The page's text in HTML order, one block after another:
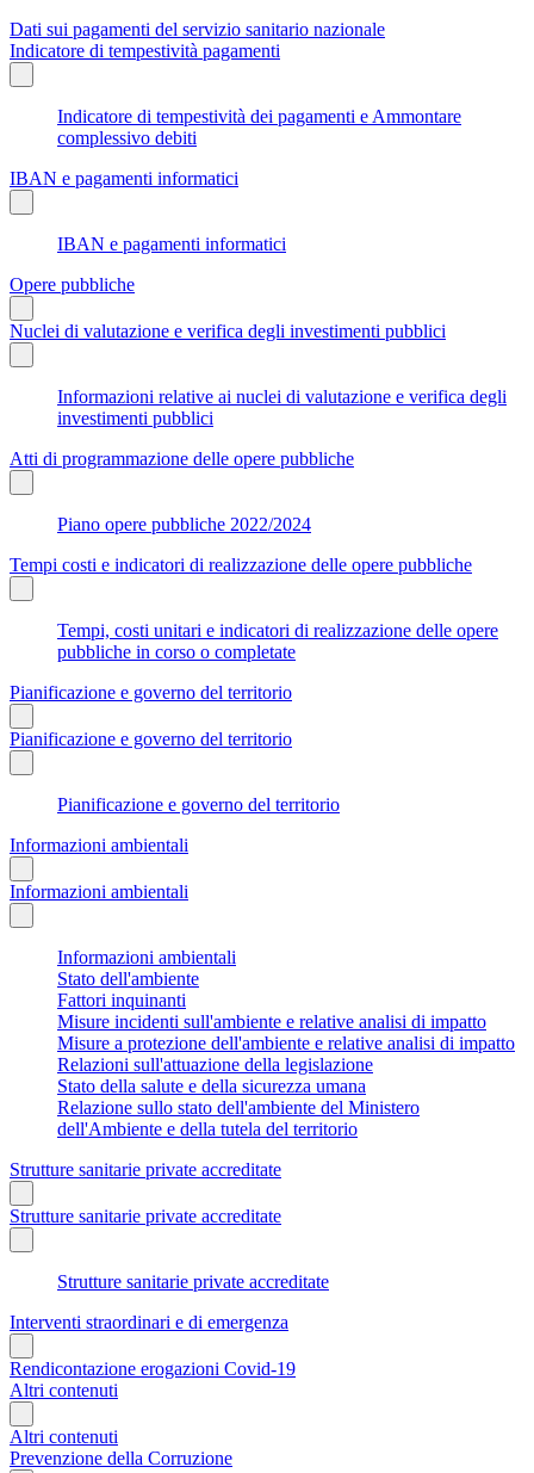
Dati sui pagamenti del servizio sanitario nazionale
Indicatore di tempestività pagamenti
Indicatore di tempestività dei pagamenti e Ammontare
complessivo debiti
IBAN e pagamenti informatici
IBAN e pagamenti informatici
Opere pubbliche
Nuclei di valutazione e verifica degli investimenti pubblici
Informazioni relative ai nuclei di valutazione e verifica degli
investimenti pubblici
Atti di programmazione delle opere pubbliche
Piano opere pubbliche 2022/2024
Tempi costi e indicatori di realizzazione delle opere pubbliche
Tempi, costi unitari e indicatori di realizzazione delle opere
pubbliche in corso o completate
Pianificazione e governo del territorio
Pianificazione e governo del territorio
Pianificazione e governo del territorio
Informazioni ambientali
Informazioni ambientali
Informazioni ambientali
Stato dell'ambiente
Fattori inquinanti
Misure incidenti sull'ambiente e relative analisi di impatto
Misure a protezione dell'ambiente e relative analisi di impatto
Relazioni sull'attuazione della legislazione
Stato della salute e della sicurezza umana
Relazione sullo stato dell'ambiente del Ministero
dell'Ambiente e della tutela del territorio
Strutture sanitarie private accreditate
Strutture sanitarie private accreditate
Strutture sanitarie private accreditate
Interventi straordinari e di emergenza
Rendicontazione erogazioni Covid-19
Altri contenuti
Altri contenuti
Prevenzione della Corruzione